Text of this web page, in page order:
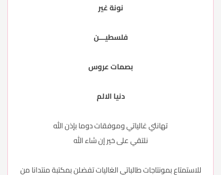
نونة غير
فلسطيـــن
بصمات عروس
دنيا الالم
تهانئي غالياتي وموفقات دوما بإذن الله
نلتقي على خير إن شاء الله
للاستمتاع بمونتاجات طالباتي الغاليات تفضلن بمكتبة منتدانا من